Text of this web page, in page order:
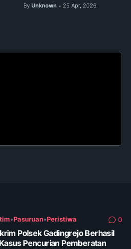
By Unknown • 25 Apr, 2026
•Pasuruan•Peristiwa 0
Polsek Gadingrejo Berhasil
Pencurian Pemberatan